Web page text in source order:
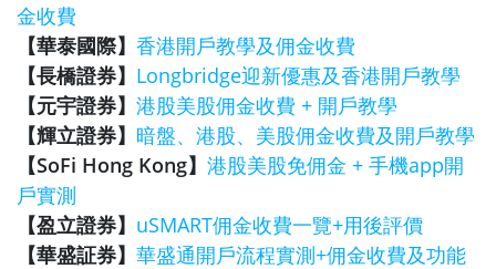
金收費
【華泰國際】 香港開戶教學及佣金收費
【長橋證券】 Longbridge迎新優惠及香港開戶教學
【元宇證券】 港股美股佣金收費 + 開戶教學
【輝立證券】 暗盤、港股、美股佣金收費及開戶教學
【SoFi Hong Kong】 港股美股免佣金 + 手機app開
戶實測
【盈立證券】 uSMART佣金收費一覽+用後評價
【華盛証券】 華盛通開戶流程實測+佣金收費及功能